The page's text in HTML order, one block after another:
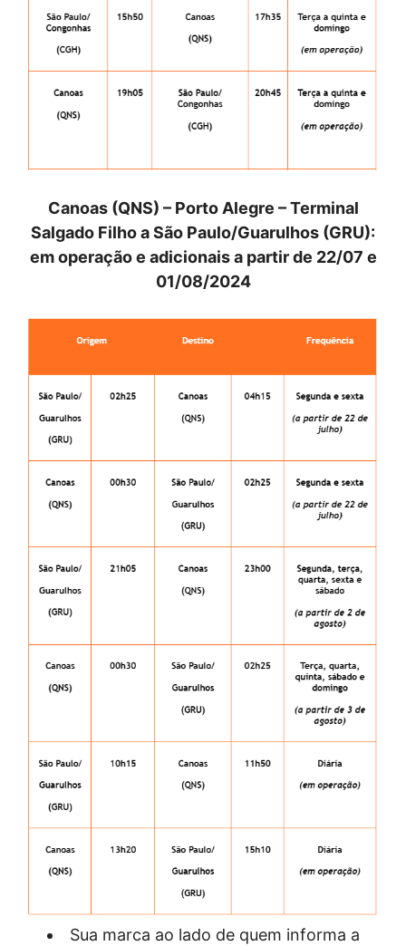
Canoas (QNS) – Porto Alegre – Terminal
Salgado Filho a São Paulo/Guarulhos (GRU):
em operação e adicionais a partir de 22/07 e
01/08/2024
Sua marca ao lado de quem informa a